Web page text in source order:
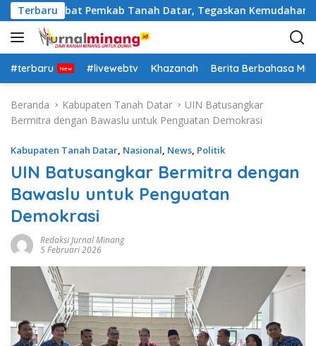
a
g
u
Terbaru
Pejabat Pemkab Tanah Datar, Tegaskan Kemudahan Izin
#terbaru #livewebtv Khazanah Berita Berbahasa
Beranda Kabupaten Tanah Datar
UIN Batusangkar
Bermitra dengan Bawaslu untuk Penguatan Demokrasi
Kabupaten Tanah Datar, Nasional, News, Politik
UIN Batusangkar Bermitra dengan
Bawaslu untuk Penguatan
Demokrasi
Redaksi Jurnal Minang
5 Februari 2026